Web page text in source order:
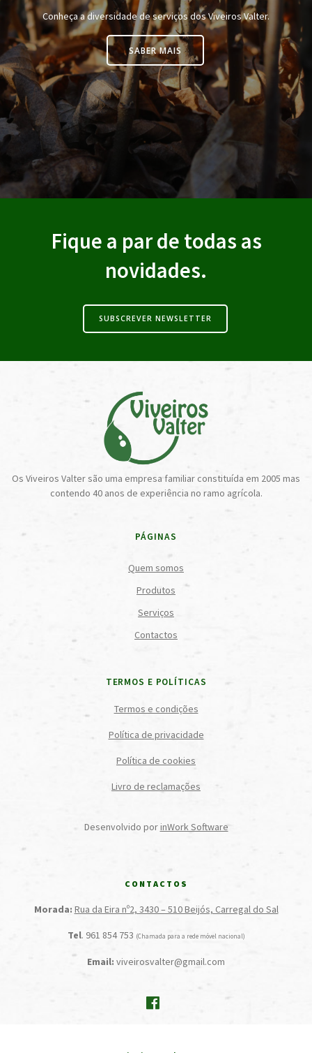
Conheça a diversidade de serviços dos Viveiros Valter.
SABER MAIS
Fique a par de todas as
novidades.
SUBSCREVER NEWSLETTER
Os Viveiros Valter são uma empresa familiar constituída em 2005 mas
contendo 40 anos de experiência no ramo agrícola.
PÁGINAS
Quem somos
Produtos
Serviços
Contactos
TERMOS E POLÍTICAS
Termos e condições
Política de privacidade
Política de cookies
Livro de reclamações
Desenvolvido porinWork Software
CONTACTOS
Morada: Rua da Eira nº2, 3430 – 510 Beijós, Carregal do Sal
Tel. 961 854 753 (Chamada para a rede móvel nacional)
Email: viveirosvalter@gmail.com